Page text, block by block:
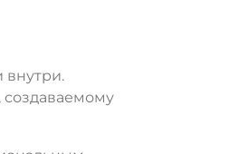
внутри.
создаваемому